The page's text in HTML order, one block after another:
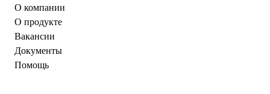
О компании
О продукте
Вакансии
Документы
Помощь